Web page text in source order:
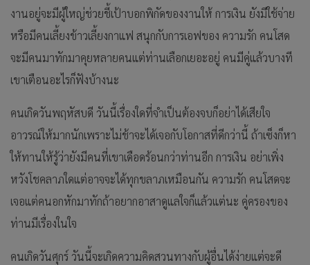
งานอยู่จะมีผู้ใหญ่ช่วยชี้เป้าบอกพิกัดของงานให้ การเงิน ยังมีใช้จ่าย
หรือมีคนเลี้ยงข้าวเลี้ยงกาแฟ สนุกกับการเอฟของ ความรัก คนโสด
จะมีคนมาทักมาคุยหลายคนแต่ท่านเลือกเยอะอยู่ คนมีคู่แล้วบางที
เขาเตือนอะไรก็ฟังบ้างนะ
คนเกิดวันพฤหัสบดี วันนี้เรื่องใดที่จำเป็นต้องจบก็อย่าได้เสียใจ
อาวรณ์ให้มากนักเพราะไม่ช้าจะได้เจอกับโอกาสที่ดีกว่านี้ ถ้าเซ็งก็หา
ให้ทานให้รู้ว่ายังมีคนที่เขาเดือดร้อนกว่าท่านอีก การเงิน อย่าเพิ่ง
หวังโชคลาภใดแต่อาจจะได้ทุกขลาภเหมือนกัน ความรัก คนโสดจะ
เจอแต่คนอกหักมาทักถ้าอยากอาสาดูแลใจก็แล้วแต่นะ คู่ครองของ
ท่านมีเรื่องในใจ
คนเกิดวันศุกร์ วันนี้จะเกิดความคิดสวนทางกับผู้อื่นได้ง่ายแต่จะดี